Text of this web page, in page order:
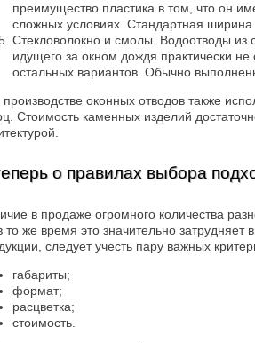
преимущество пластика в том, что он
сложных условиях. Стандартная ширина
Стекловолокно и смолы. Водоотводы из
идущего за окном дождя практически
остальных вариантов. Обычно
оконных отводов также
Стоимость каменных изделий
о правилах выбора
в продаже огромного количества
то же время это значительно затрудняет
следует учесть пару важных
габариты;
формат;
расцветка;
стоимость.